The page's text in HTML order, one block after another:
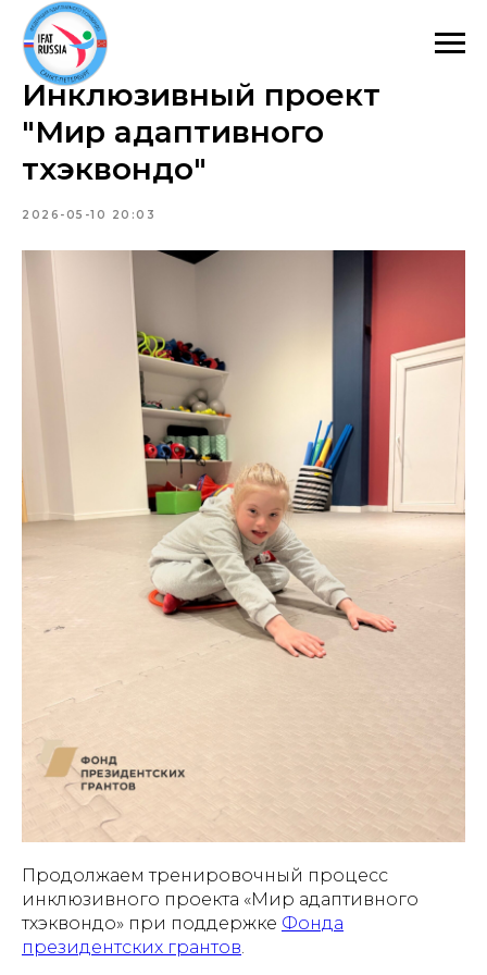
Инклюзивный проект
"Мир адаптивного
тхэквондо"
2026-05-10 20:03
Продолжаем тренировочный процесс
инклюзивного проекта «Мир адаптивного
тхэквондо» при поддержке Фонда
президентских грантов.